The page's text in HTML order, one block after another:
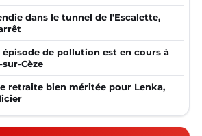
dans le tunnel de l'Escalette,
épisode de pollution est en cours à
Cèze
retraite bien méritée pour Lenka,